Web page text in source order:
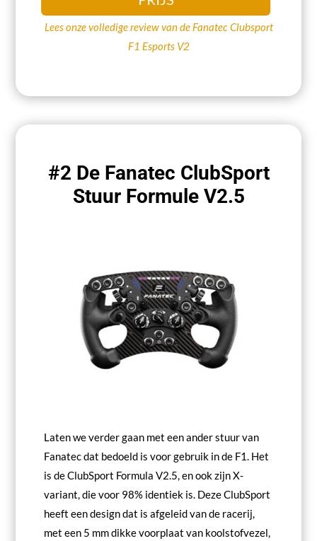
Lees onze volledige review van de Fanatec Clubsport
F1 Esports V2
#2 De Fanatec ClubSport
Stuur Formule V2.5
Laten we verder gaan met een ander stuur van
Fanatec dat bedoeld is voor gebruik in de F1. Het
is de ClubSport Formula V2.5, en ook zijn X-
variant, die voor 98% identiek is. Deze ClubSport
heeft een design dat is afgeleid van de racerij,
met een 5 mm dikke voorplaat van koolstofvezel,